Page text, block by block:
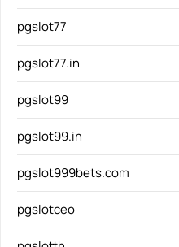
pgslot77
pgslot77.in
pgslot99
pgslot99.in
pgslot999bets.com
pgslotceo